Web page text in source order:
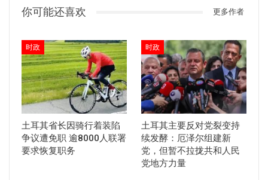
你可能还喜欢 更多作者
时政
土耳其省长因骑行着装陷
争议遭免职 逾8000人联署
要求恢复职务
时政
土耳其主要反对党裂变持
续发酵：厄泽尔组建新
党，但暂不拉拢共和人民
党地方力量